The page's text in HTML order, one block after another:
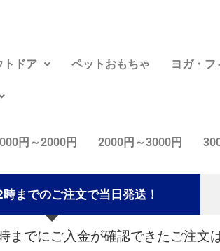
トドア ペットおもちゃ ヨガ・フ
円～2000円 2000円～3000円
時までのご注文で当日発送！
までにご入金が確認できたご注文